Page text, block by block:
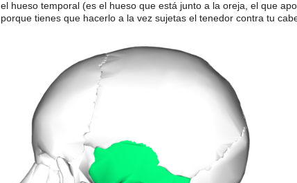
el hueso temporal (es el hueso que está junto a la oreja, el que
porque tienes que hacerlo a la vez sujetas el tenedor contra tu